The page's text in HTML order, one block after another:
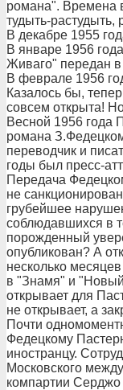
романа". Времена
тудыть-растудыть,
В декабре 1955
В январе 1956
Живаго" передан
В феврале 1956
Казалось бы,
совсем открыта!
Весной 1956 года
романа
переводчик и
годы был пресс-
Передача
не
грубейшее
соблюдавшихся в
порожденный
опубликован? А
несколько
в "Знамя" и
открывает для
не открывает, а
Почти
Федецкому
иностранцу.
Московского
компартии